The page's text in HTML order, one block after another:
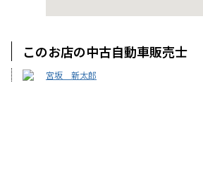
このお店の中古自動車販売士
宮坂 新太郎